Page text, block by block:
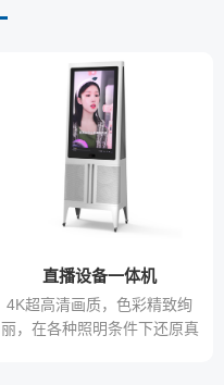
直播设备一体机
4K超高清画质，色彩精致绚
丽，在各种照明条件下还原真